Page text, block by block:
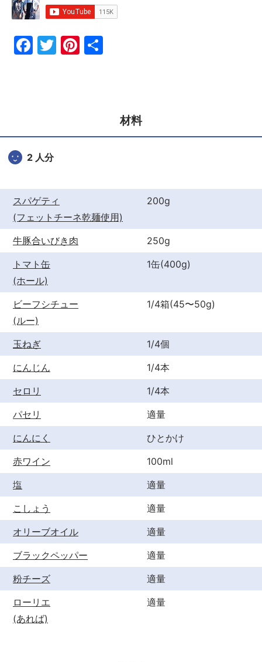
F
o
o
T
Pi
材料
2 人分
スパゲティ
(フェットチーネ乾麺使用)
200g
牛豚合いびき肉
250g
トマト缶
(ホール)
1缶(400g)
ビーフシチュー
(ルー)
1/4箱(45〜50g)
玉ねぎ
1/4個
にんじん
1/4本
セロリ
1/4本
パセリ
適量
にんにく
ひとかけ
赤ワイン
100ml
塩
適量
こしょう
適量
オリーブオイル
適量
ブラックペッパー
適量
粉チーズ
適量
ローリエ
(あれば)
適量